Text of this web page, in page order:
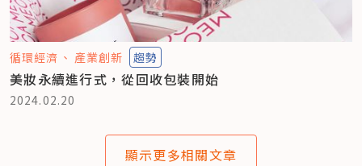
循環經濟 產業創新 趨勢
美妝永續進行式，從回收包裝開始
2024.02.20
顯示更多相關文章